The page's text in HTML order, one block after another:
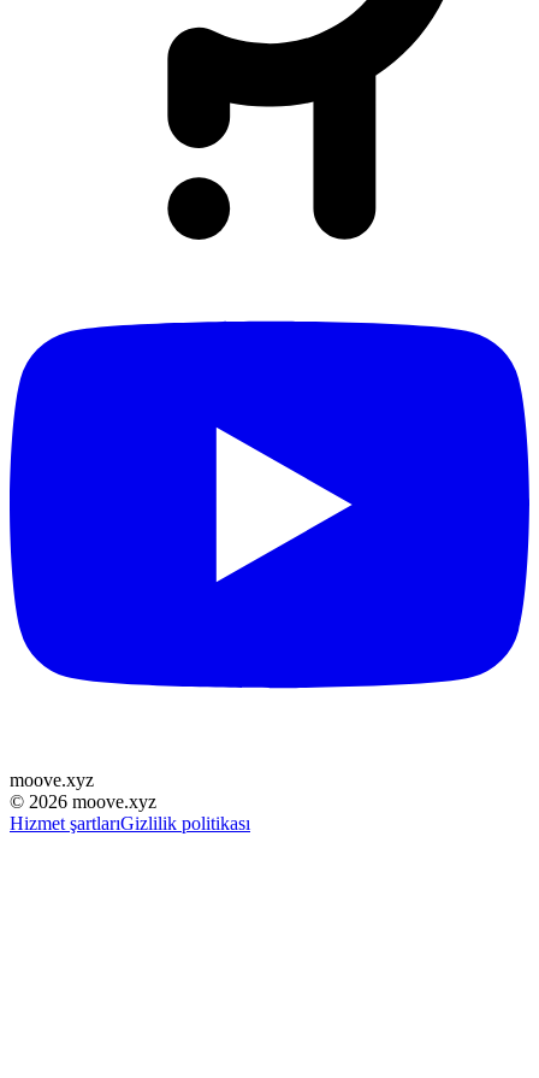
moove.xyz
© 2026 moove.xyz
Hizmet şartlarıGizlilik politikası